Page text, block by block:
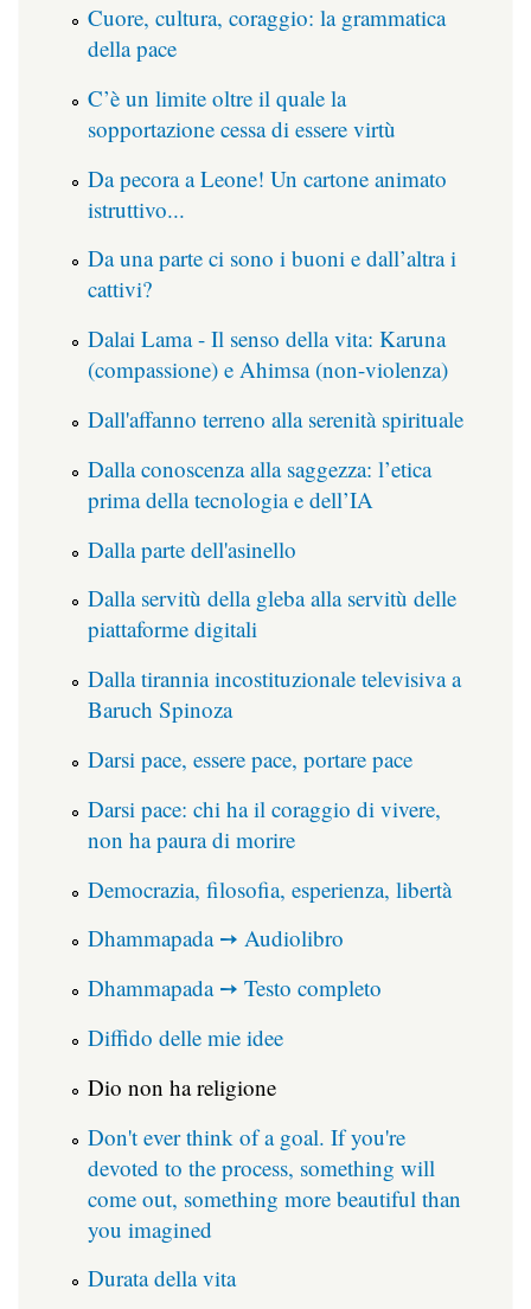
Cuore, cultura, coraggio: la grammatica
della pace
C’è un limite oltre il quale la
sopportazione cessa di essere virtù
Da pecora a Leone! Un cartone animato
istruttivo...
Da una parte ci sono i buoni e dall’altra i
cattivi?
Dalai Lama - Il senso della vita: Karuna
(compassione) e Ahimsa (non-violenza)
Dall'affanno terreno alla serenità spirituale
Dalla conoscenza alla saggezza: l’etica
prima della tecnologia e dell’IA
Dalla parte dell'asinello
Dalla servitù della gleba alla servitù delle
piattaforme digitali
Dalla tirannia incostituzionale televisiva a
Baruch Spinoza
Darsi pace, essere pace, portare pace
Darsi pace: chi ha il coraggio di vivere,
non ha paura di morire
Democrazia, filosofia, esperienza, libertà
Dhammapada ➙ Audiolibro
Dhammapada ➙ Testo completo
Diffido delle mie idee
Dio non ha religione
Don't ever think of a goal. If you're
devoted to the process, something will
come out, something more beautiful than
you imagined
Durata della vita